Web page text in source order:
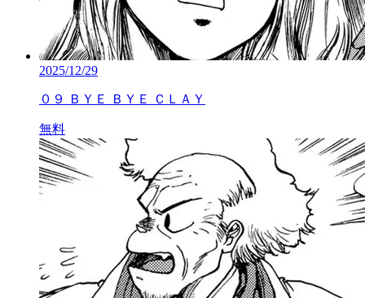
2025/12/29
０９ ＢＹＥ ＢＹＥ ＣＬＡＹ
無料